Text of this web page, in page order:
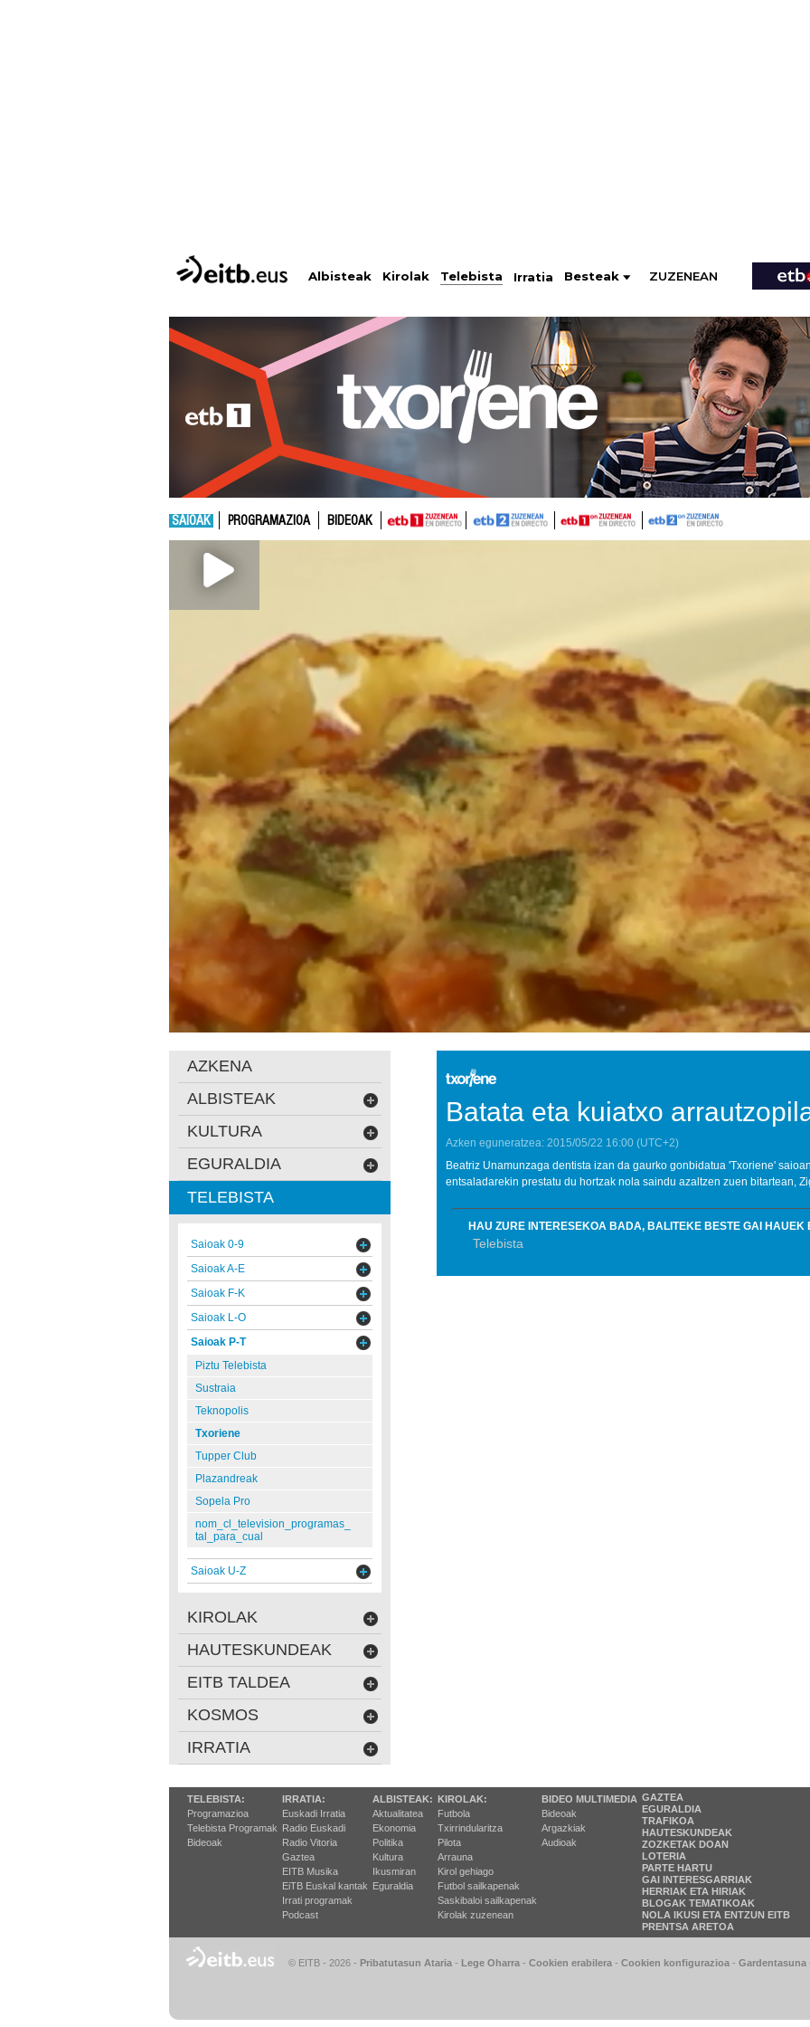
Albisteak Kirolak Telebista Irratia Besteak ZUZENEAN
SAIOAK PROGRAMAZIOA BIDEOAK
Batata eta kuiatxo
Azken eguneratzea: 2015/05/22 16:00 (UTC+2)
Beatriz Unamunzaga dentista izan da gaurko gonbidatua 'Txoriene'
entsaladarekin prestatu du hortzak nola saindu azaltzen zuen bitartean,
HAU ZURE INTERESEKOA BADA, BALITEKE BESTE GAI HAUEK
Telebista
AZKENA
ALBISTEAK
KULTURA
EGURALDIA
TELEBISTA
Saioak 0-9
Saioak A-E
Saioak F-K
Saioak L-O
Saioak P-T
Piztu Telebista
Sustraia
Teknopolis
Txoriene
Tupper Club
Plazandreak
Sopela Pro
nom_cl_television_programas_
tal_para_cual
Saioak U-Z
KIROLAK
HAUTESKUNDEAK
EITB TALDEA
KOSMOS
IRRATIA
TELEBISTA:
Programazioa
Telebista Programak
Bideoak
IRRATIA:
Euskadi Irratia
Radio Euskadi
Radio Vitoria
Gaztea
EITB Musika
EiTB Euskal kantak
Irrati programak
Podcast
ALBISTEAK:
Aktualitatea
Ekonomia
Politika
Kultura
Ikusmiran
Eguraldia
KIROLAK:
Futbola
Txirrindularitza
Pilota
Arrauna
Kirol gehiago
Futbol sailkapenak
Saskibaloi sailkapenak
Kirolak zuzenean
BIDEO MULTIMEDIA
Bideoak
Argazkiak
Audioak
GAZTEA
EGURALDIA
TRAFIKOA
HAUTESKUNDEAK
ZOZKETAK DOAN
LOTERIA
PARTE HARTU
GAI INTERESGARRIAK
HERRIAK ETA HIRIAK
BLOGAK TEMATIKOAK
NOLA IKUSI ETA ENTZUN EITB
PRENTSA ARETOA
© EITB - 2026 - Pribatutasun Ataria - Lege Oharra - Cookien erabilera - Cookien konfigurazioa - Gardentasuna